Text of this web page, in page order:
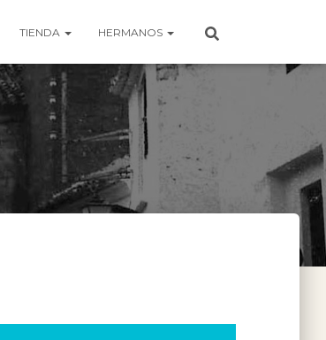
TIENDA HERMANOS